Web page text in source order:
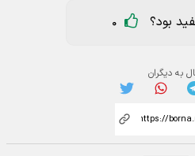
بود؟ 0
به دیگران